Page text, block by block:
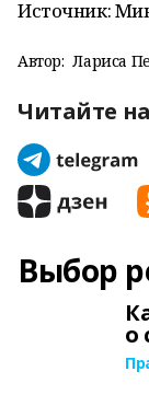
Источник:
Автор: Лариса
Читайте
Выбор
о